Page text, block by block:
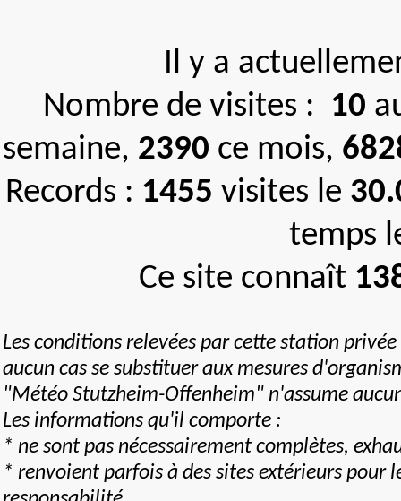
Il y a
Nombre de visites : 10
semaine, 2390 ce mois,
Records : 1455 visites le
temps
Ce site connaît
Les conditions relevées par cette station
aucun cas se substituer aux mesures
"Météo Stutzheim-Offenheim" n'assume
Les informations qu'il comporte :
* ne sont pas nécessairement complètes,
* renvoient parfois à des sites extérieurs